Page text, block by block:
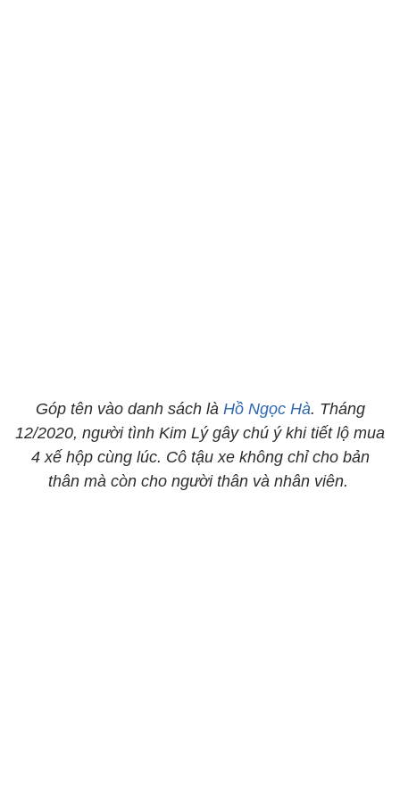
Góp tên vào danh sách là Hồ Ngọc Hà. Tháng
12/2020, người tình Kim Lý gây chú ý khi tiết lộ mua
4 xế hộp cùng lúc. Cô tậu xe không chỉ cho bản
thân mà còn cho người thân và nhân viên.